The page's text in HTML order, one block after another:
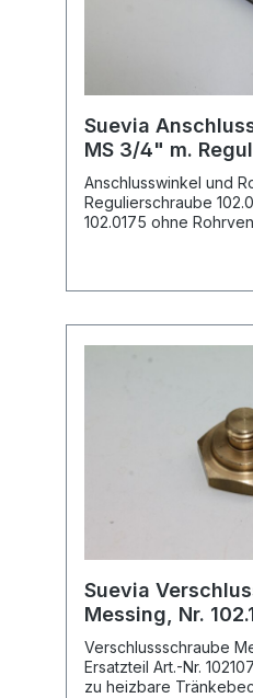
Suevia
MS 3/4" m.
Nr. 102.1578 zu
Anschlusswinkel und
Regulierschraube
102.0175 ohne
Suevia
Messing, Nr.
43A
Verschlussschraube
Ersatzteil Art.-Nr.
zu heizbare